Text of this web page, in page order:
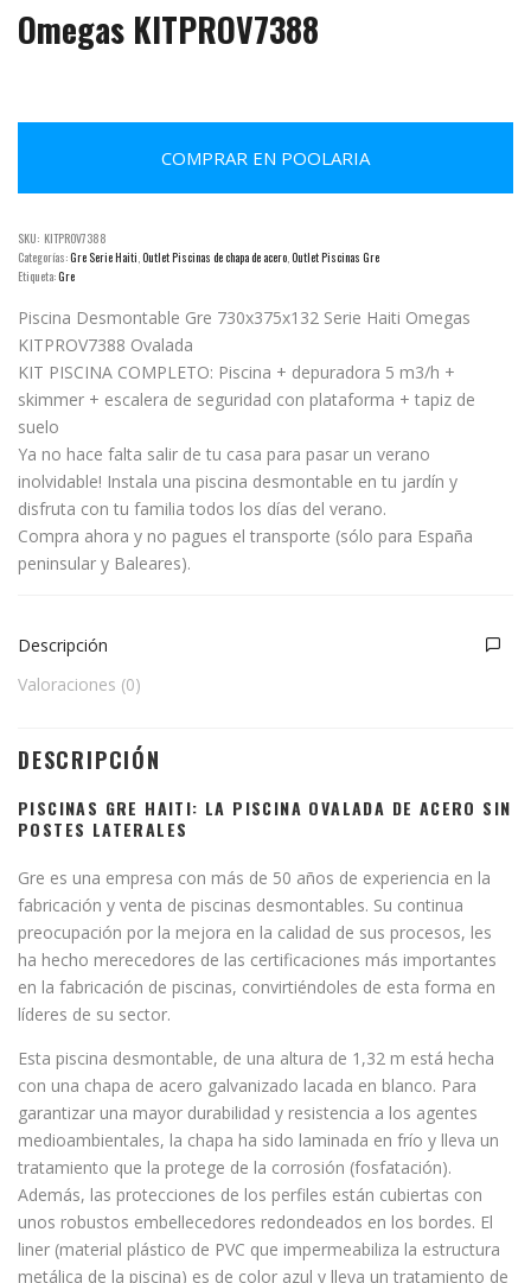
Omegas KITPROV7388
Piscina Desmontable Gre 730x375x132 Serie Haiti Omegas
KITPROV7388 Ovalada
KIT PISCINA COMPLETO: Piscina + depuradora 5 m3/h +
skimmer + escalera de seguridad con plataforma + tapiz de
suelo
Ya no hace falta salir de tu casa para pasar un verano
inolvidable! Instala una piscina desmontable en tu jardín y
disfruta con tu familia todos los días del verano.
Compra ahora y no pagues el transporte (sólo para España
peninsular y Baleares).
COMPRAR EN POOLARIA
SKU: KITPROV7388
Categorías:Gre Serie Haiti Outlet Piscinas de chapa de acero Outlet Piscinas Gre
Etiqueta:Gre
Descripción
Valoraciones (0)
DESCRIPCIÓN
PISCINAS GRE HAITI: LA PISCINA OVALADA DE ACERO SIN
POSTES LATERALES
Gre es una empresa con más de 50 años de experiencia en la
fabricación y venta de piscinas desmontables. Su continua
preocupación por la mejora en la calidad de sus procesos, les
ha hecho merecedores de las certificaciones más importantes
en la fabricación de piscinas, convirtiéndoles de esta forma en
líderes de su sector.
Esta piscina desmontable, de una altura de 1,32 m está hecha
con una chapa de acero galvanizado lacada en blanco. Para
garantizar una mayor durabilidad y resistencia a los agentes
medioambientales, la chapa ha sido laminada en frío y lleva un
tratamiento que la protege de la corrosión (fosfatación).
Además, las protecciones de los perfiles están cubiertas con
unos robustos embellecedores redondeados en los bordes. El
liner (material plástico de PVC que impermeabiliza la estructura
metálica de la piscina) es de color azul y lleva un tratamiento de